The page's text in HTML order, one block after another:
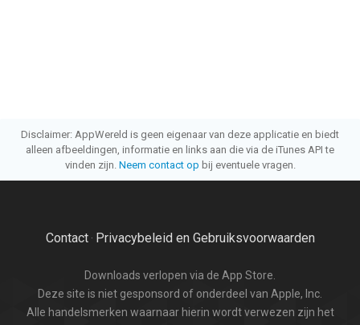
Disclaimer: AppWereld is geen eigenaar van deze applicatie en biedt
alleen afbeeldingen, informatie en links aan die via de iTunes API te
vinden zijn. Neem contact op bij eventuele vragen.
Contact· Privacybeleid en Gebruiksvoorwaarden
Downloads verlopen via de App Store.
Deze site is niet gesponsord of onderdeel van Apple, Inc.
Alle handelsmerken waarnaar hierin wordt verwezen zijn het